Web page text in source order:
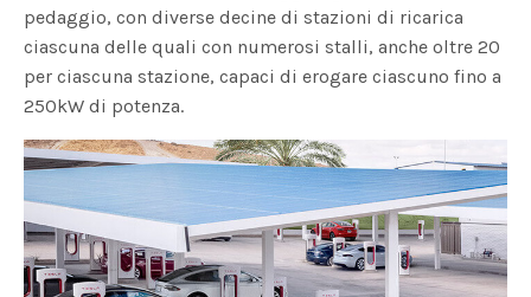
pedaggio, con diverse decine di stazioni di ricarica
ciascuna delle quali con numerosi stalli, anche oltre 20
per ciascuna stazione, capaci di erogare ciascuno fino a
250kW di potenza.